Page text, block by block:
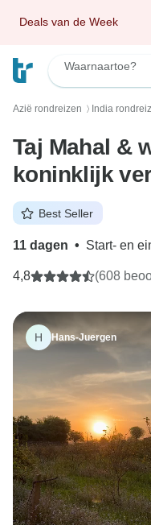
Deals van de Week
Waarnaartoe?
Azië rondreizen 〉 India
Taj Mahal &
koninklijk
Best Seller
11 dagen • Start- en
4,8 (608
H Hans-Juergen